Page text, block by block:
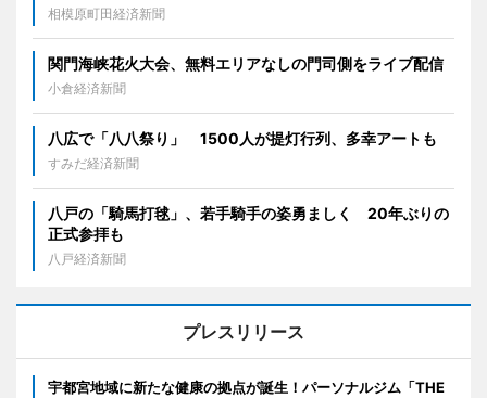
相模原町田経済新聞
関門海峡花火大会、無料エリアなしの門司側をライブ配信
小倉経済新聞
八広で「八八祭り」 1500人が提灯行列、多幸アートも
すみだ経済新聞
八戸の「騎馬打毬」、若手騎手の姿勇ましく 20年ぶりの
正式参拝も
八戸経済新聞
プレスリリース
宇都宮地域に新たな健康の拠点が誕生！パーソナルジム「THE